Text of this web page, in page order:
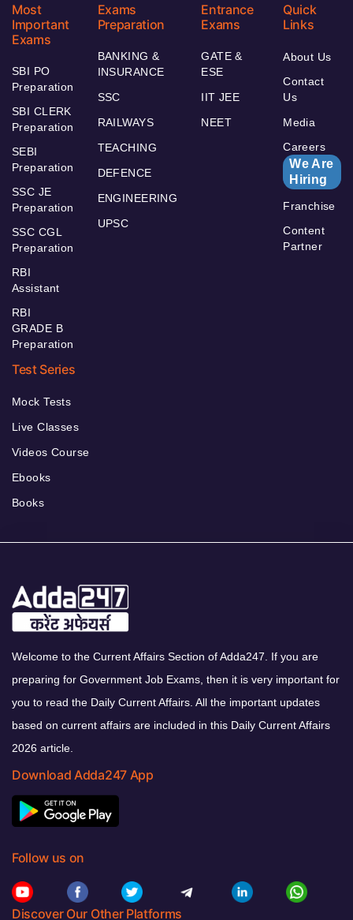
Most
Important
Exams
SBI PO
Preparation
SBI CLERK
Preparation
SEBI
Preparation
SSC JE
Preparation
SSC CGL
Preparation
RBI
Assistant
RBI
GRADE B
Preparation
Exams
Preparation
BANKING &
INSURANCE
SSC
RAILWAYS
TEACHING
DEFENCE
ENGINEERING
UPSC
Entrance
Exams
GATE &
ESE
IIT JEE
NEET
Quick
Links
About Us
Contact
Us
Media
Careers
We Are
Hiring
Franchise
Content
Partner
Test Series
Mock Tests
Live Classes
Videos Course
Ebooks
Books
Welcome to the Current Affairs Section of Adda247. If you are
preparing for Government Job Exams, then it is very important for
you to read the Daily Current Affairs. All the important updates
based on current affairs are included in this Daily Current Affairs
2026 article.
Download Adda247 App
Follow us on
Discover Our Other Platforms